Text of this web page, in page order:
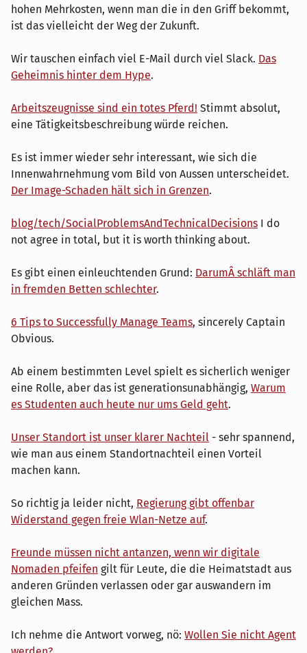
hohen Mehrkosten, wenn man die in den Griff bekommt,
ist das vielleicht der Weg der Zukunft.
Wir tauschen einfach viel E-Mail durch viel Slack. Das
Geheimnis hinter dem Hype.
Arbeitszeugnisse sind ein totes Pferd! Stimmt absolut,
eine Tätigkeitsbeschreibung würde reichen.
Es ist immer wieder sehr interessant, wie sich die
Innenwahrnehmung vom Bild von Aussen unterscheidet.
Der Image-Schaden hält sich in Grenzen.
blog/tech/SocialProblemsAndTechnicalDecisions I do
not agree in total, but it is worth thinking about.
Es gibt einen einleuchtenden Grund: DarumÂ schläft man
in fremden Betten schlechter.
6 Tips to Successfully Manage Teams, sincerely Captain
Obvious.
Ab einem bestimmten Level spielt es sicherlich weniger
eine Rolle, aber das ist generationsunabhängig, Warum
es Studenten auch heute nur ums Geld geht.
Unser Standort ist unser klarer Nachteil - sehr spannend,
wie man aus einem Standortnachteil einen Vorteil
machen kann.
So richtig ja leider nicht, Regierung gibt offenbar
Widerstand gegen freie Wlan-Netze auf.
Freunde müssen nicht antanzen, wenn wir digitale
Nomaden pfeifen gilt für Leute, die die Heimatstadt aus
anderen Gründen verlassen oder gar auswandern im
gleichen Mass.
Ich nehme die Antwort vorweg, nö: Wollen Sie nicht Agent